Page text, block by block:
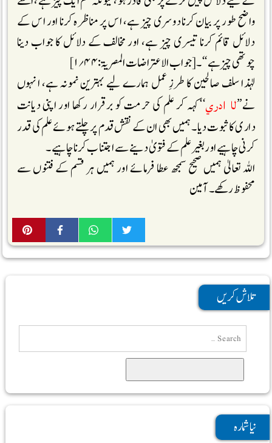
واضح طور پر بیان کرنا دوسری چیز ہے، اس پر مناظرہ کرنا اور اس کے
دلائل قائم کرنا تیسری چیز ہے، اور مخالف کے دلائل کا جواب دینا
چوتھی چیز ہے‘‘۔[جواب الاعتراضات المصریۃ:۴۴؍۱]
لہٰذا سلف صالحین کا طرزِ عمل ہمارے لیے بہترین نمونہ ہے، انہوں
نے’’لا ادري‘‘کہہ کر علم کی حرمت کو برقرار رکھا اور اپنی دیانت
داری کا ثبوت دیا۔ ہمیں بھی ان کے نقش قدم پر چلتے ہوئے علم کی قدر
کرنی چاہیے اور بغیر علم کے فتویٰ دینے سے اجتناب کرنا چاہیے۔
اللہ تعالیٰ ہمیں صحیح سمجھ عطا فرمائے اور ہمیں ہر قسم کے فتنوں سے
محفوظ رکھے۔آمین
تلاش کریں
نیا شمارہ